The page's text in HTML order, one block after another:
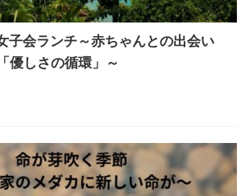
子会ランチ～赤ちゃんとの出会い
優しさの循環」～